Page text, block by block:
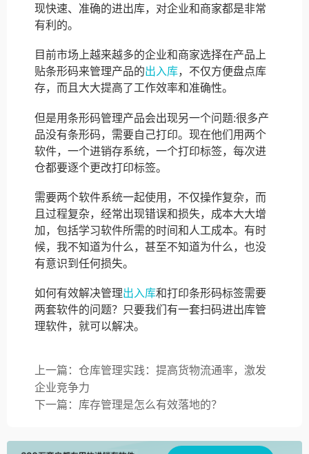
现快速、准确的进出库，对企业和商家都是非常
有利的。
目前市场上越来越多的企业和商家选择在产品上
贴条形码来管理产品的出入库，不仅方便盘点库
存，而且大大提高了工作效率和准确性。
但是用条形码管理产品会出现另一个问题:很多产
品没有条形码，需要自己打印。现在他们用两个
软件，一个进销存系统，一个打印标签，每次进
仓都要逐个更改打印标签。
需要两个软件系统一起使用，不仅操作复杂，而
且过程复杂，经常出现错误和损失，成本大大增
加，包括学习软件所需的时间和人工成本。有时
候，我不知道为什么，甚至不知道为什么，也没
有意识到任何损失。
如何有效解决管理出入库和打印条形码标签需要
两套软件的问题？只要我们有一套扫码进出库管
理软件，就可以解决。
上一篇：仓库管理实践：提高货物流通率，激发
企业竞争力
下一篇：库存管理是怎么有效落地的？